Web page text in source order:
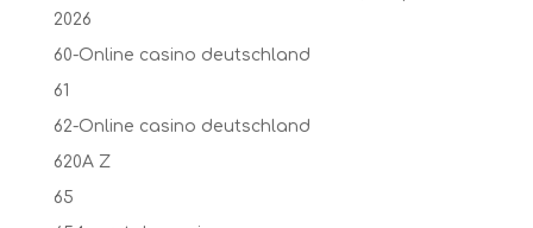
2026
60-Online casino deutschland
61
62-Online casino deutschland
620A Z
65